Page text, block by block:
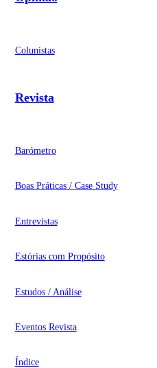
Colunistas
Revista
Barómetro
Boas Práticas / Case Study
Entrevistas
Estórias com Propósito
Estudos / Análise
Eventos Revista
Índice